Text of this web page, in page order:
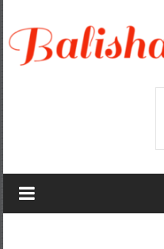
konten